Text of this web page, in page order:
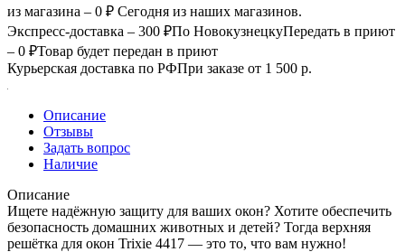
из магазина – 0 ₽ Сегодня из наших магазинов.
Экспресс-доставка – 300 ₽По НовокузнецкуПередать в приют
– 0 ₽Товар будет передан в приют
Курьерская доставка по РФПри заказе от 1 500 р.
Описание
Отзывы
Задать вопрос
Наличие
Описание
Ищете надёжную защиту для ваших окон? Хотите обеспечить
безопасность домашних животных и детей? Тогда верхняя
решётка для окон Trixie 4417 — это то, что вам нужно!